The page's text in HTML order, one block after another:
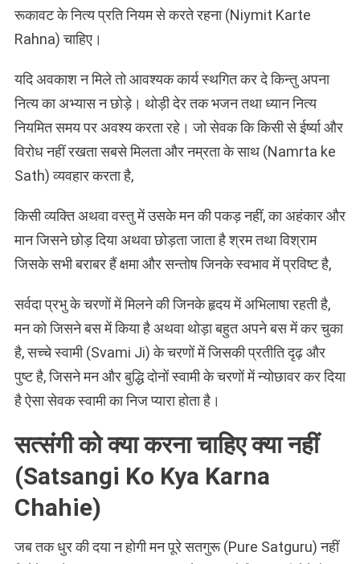
रूकावट के नित्य प्रति नियम से करते रहना (Niymit Karte
Rahna) चाहिए।
यदि अवकाश न मिले तो आवश्यक कार्य स्थगित कर दे किन्तु अपना
नित्य का अभ्यास न छोड़े। थोड़ी देर तक भजन तथा ध्यान नित्य
नियमित समय पर अवश्य करता रहे। जो सेवक कि किसी से ईर्ष्या और
विरोध नहीं रखता सबसे मिलता और नम्रता के साथ (Namrta ke
Sath) व्यवहार करता है,
किसी व्यक्ति अथवा वस्तु में उसके मन की पकड़ नहीं, का अहंकार और
मान जिसने छोड़ दिया अथवा छोड़ता जाता है श्रम तथा विश्राम
जिसके सभी बराबर हैं क्षमा और सन्तोष जिनके स्वभाव में प्रविष्ट है,
सर्वदा प्रभु के चरणों में मिलने की जिनके हृदय में अभिलाषा रहती है,
मन को जिसने बस में किया है अथवा थोड़ा बहुत अपने बस में कर चुका
है, सच्चे स्वामी (Svami Ji) के चरणों में जिसकी प्रतीति दृढ़ और
पुष्ट है, जिसने मन और बुद्धि दोनों स्वामी के चरणों में न्योछावर कर दिया
है ऐसा सेवक स्वामी का निज प्यारा होता है।
सत्संगी को क्या करना चाहिए क्या नहीं
(Satsangi Ko Kya Karna
Chahie)
जब तक धुर की दया न होगी मन पूरे सतगुरू (Pure Satguru) नहीं